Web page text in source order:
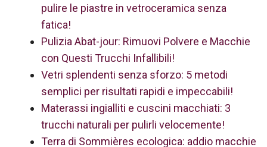
pulire le piastre in vetroceramica senza
fatica!
Pulizia Abat-jour: Rimuovi Polvere e Macchie
con Questi Trucchi Infallibili!
Vetri splendenti senza sforzo: 5 metodi
semplici per risultati rapidi e impeccabili!
Materassi ingialliti e cuscini macchiati: 3
trucchi naturali per pulirli velocemente!
Terra di Sommières ecologica: addio macchie